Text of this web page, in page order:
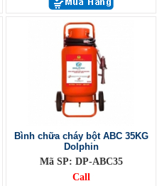
Bình chữa cháy bột ABC 35KG
Dolphin
Mã SP: DP-ABC35
Call